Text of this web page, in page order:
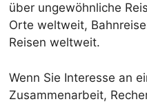
über ungewöhnliche
Orte weltweit,
Reisen weltweit.
Wenn Sie Interesse an
Zusammenarbeit,